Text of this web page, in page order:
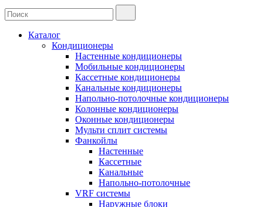
Каталог
Кондиционеры
Настенные кондиционеры
Мобильные кондиционеры
Кассетные кондиционеры
Канальные кондиционеры
Напольно-потолочные кондиционеры
Колонные кондиционеры
Оконные кондиционеры
Мульти сплит системы
Фанкойлы
Настенные
Кассетные
Канальные
Напольно-потолочные
VRF системы
Наружные блоки